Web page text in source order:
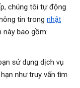
chúng tôi tự động
tin trong nhật
này bao gồm:
sử dụng dịch vụ
như truy vấn tìm